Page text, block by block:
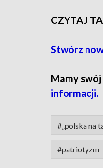
CZYTAJ
Stwórz
Mamy swój
informacji.
#„polska na
#patriotyzm